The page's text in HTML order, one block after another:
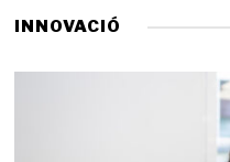
INNOVACIÓ